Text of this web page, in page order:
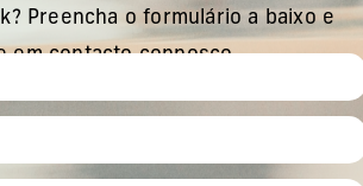
Preencha o formulário a baixo e
em contacto connosco.